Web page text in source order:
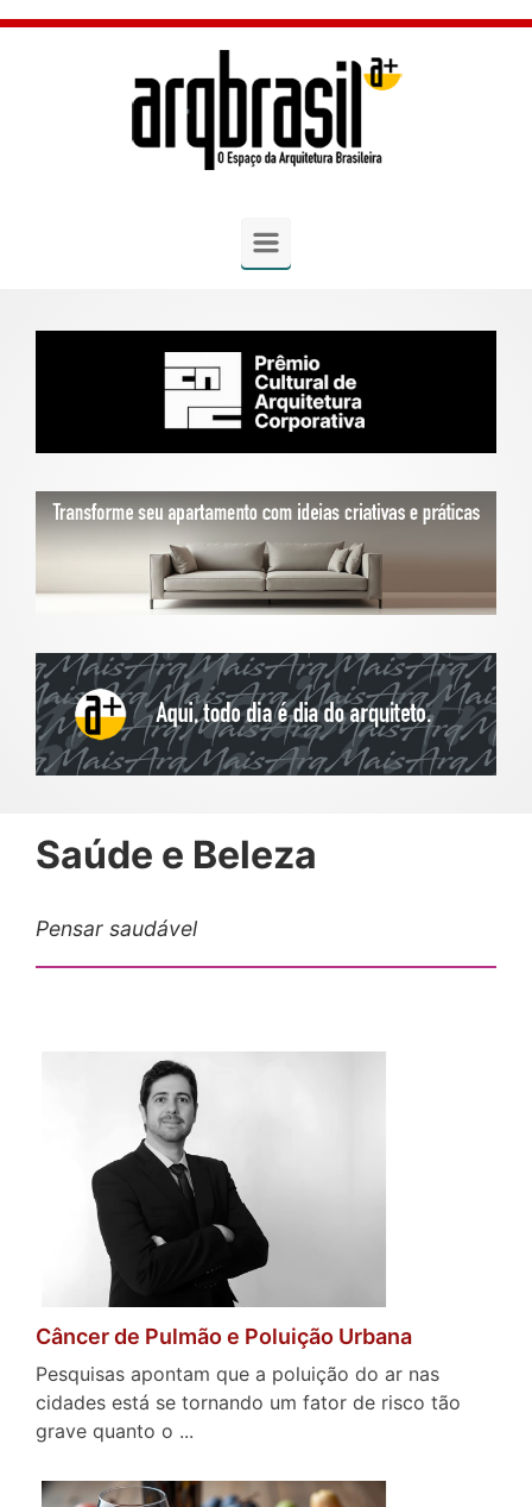
Skip to main content
Saúde e Beleza
Pensar saudável
Câncer de Pulmão e Poluição Urbana
Pesquisas apontam que a poluição do ar nas
cidades está se tornando um fator de risco tão
grave quanto o ...